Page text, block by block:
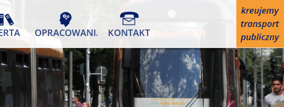
OPRACOWANIA KONTAKT